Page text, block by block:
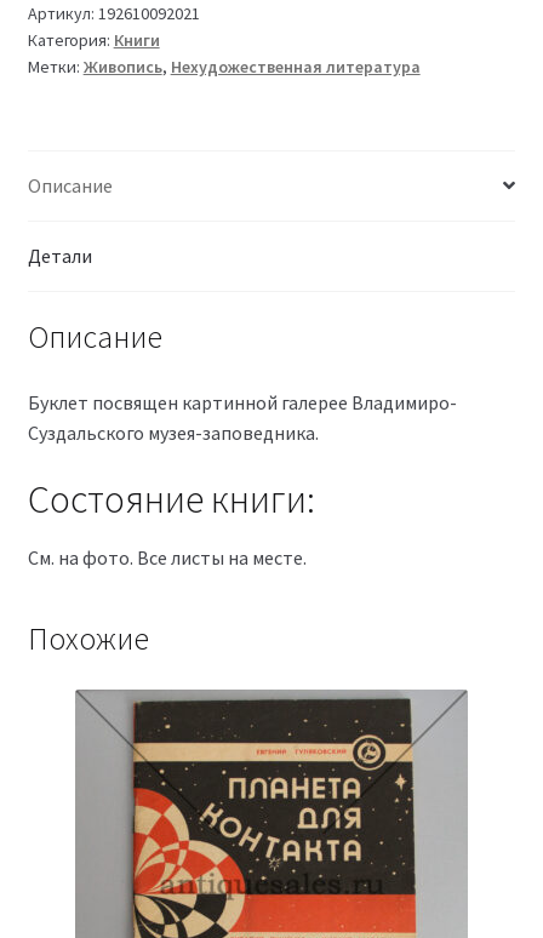
Артикул: 192610092021
Категория: Книги
Метки: Живопись, Нехудожественная литература
Описание
Детали
Описание
Буклет посвящен картинной галерее Владимиро-
Суздальского музея-заповедника.
Состояние книги:
См. на фото. Все листы на месте.
Похожие